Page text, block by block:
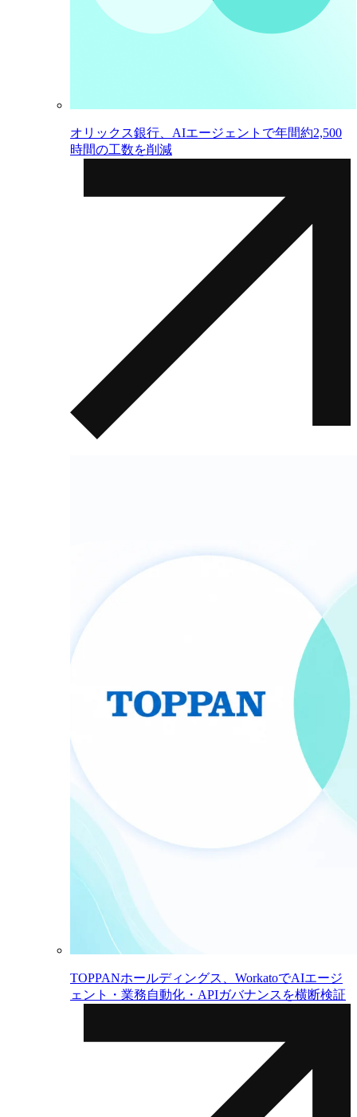
オリックス銀行、AIエージェントで年間約2,500
時間の工数を削減
TOPPANホールディングス、WorkatoでAIエージ
ェント・業務自動化・APIガバナンスを横断検証